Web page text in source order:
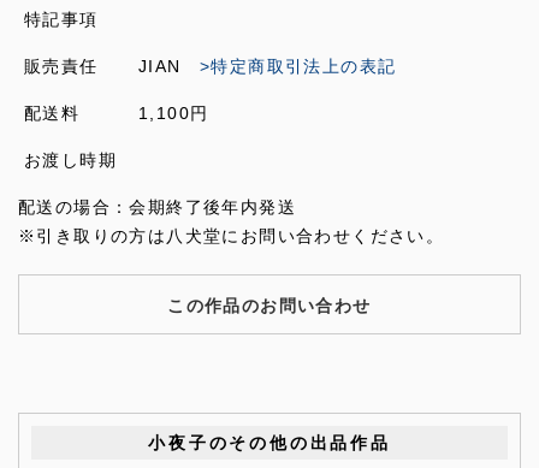
特記事項
販売責任 JIAN >特定商取引法上の表記
配送料 1,100円
お渡し時期
配送の場合：会期終了後年内発送
※引き取りの方は八犬堂にお問い合わせください。
この作品のお問い合わせ
小夜子のその他の出品作品